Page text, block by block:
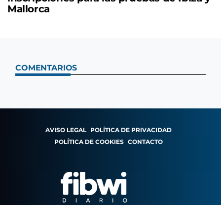
Mallorca
COMENTARIOS
AVISO LEGAL POLÍTICA DE PRIVACIDAD
POLÍTICA DE COOKIES CONTACTO